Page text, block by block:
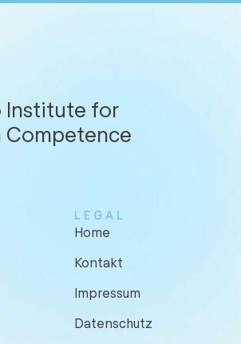
Institute for
Competence
LEGAL
Home
Kontakt
Impressum
Datenschutz